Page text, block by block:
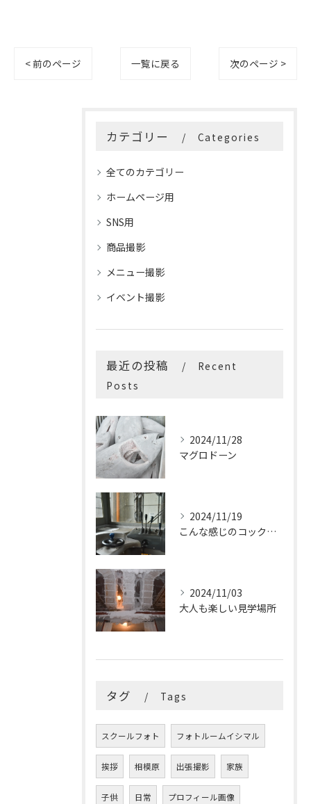
< 前のページ 一覧に戻る 次のページ >
カテゴリー Categories
全てのカテゴリー
ホームページ用
SNS用
商品撮影
メニュー撮影
イベント撮影
最近の投稿
Recent
Posts
2024/11/28
マグロドーン
2024/11/19
こんな感じのコックピットはたまらないです
2024/11/03
大人も楽しい見学場所
タグ Tags
スクールフォト フォトルームイシマル
挨拶 相模原 出張撮影 家族
子供 日常 プロフィール画像